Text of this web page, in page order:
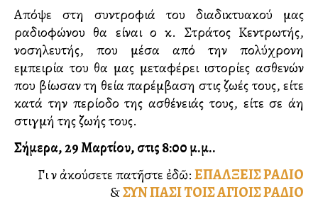
Απόψε στη συντροφιά του διαδικτυακού μας
ραδιοφώνου θα είναι ο κ. Στράτος Κεντρωτής,
νοσηλευτής, που μέσα από την πολύχρονη
εμπειρία του θα μας μεταφέρει ιστορίες ασθενών
που βίωσαν τη θεία παρέμβαση στις ζωές τους, είτε
κατά την περίοδο της ασθένειάς τους, είτε σε άλλη
στιγμή της ζωής τους.
Σήμερα, 29 Μαρτίου, στις 8:00 μ.μ..
Γιὰ νὰ ἀκούσετε πατῆστε ἐδῶ:ΕΠΑΛΞΕΙΣ ΡΑΔΙΟ
&ΣΥΝ ΠΑΣΙ ΤΟΙΣ ΑΓΙΟΙΣ ΡΑΔΙΟ